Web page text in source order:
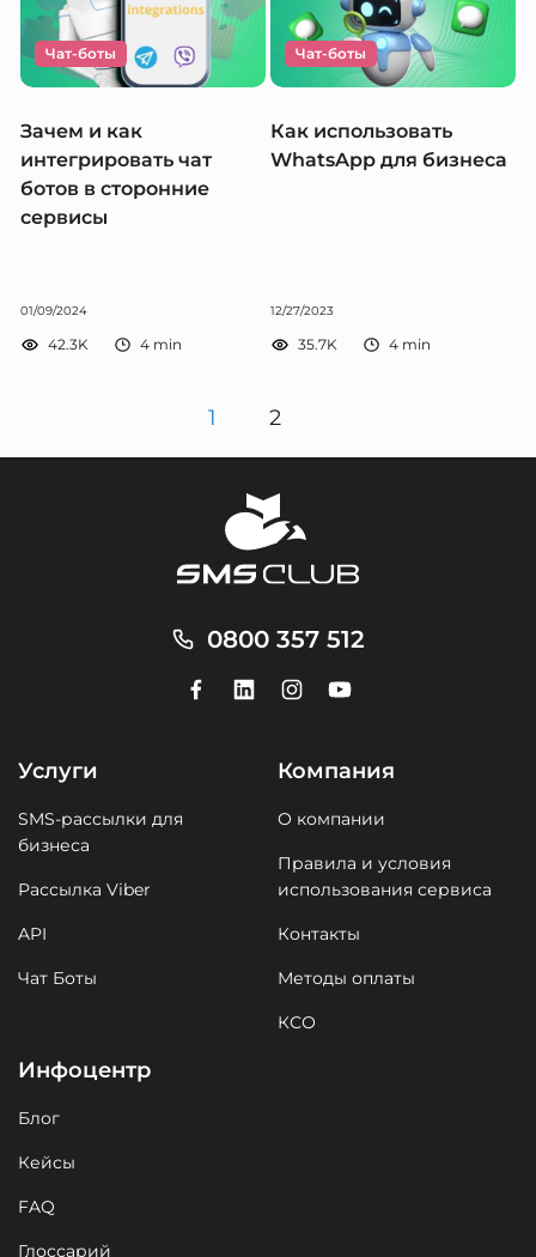
Чат-боты
Зачем и как
интегрировать чат
ботов в сторонние
сервисы
01/09/2024
42.3K 4 min
Чат-боты
Как использовать
WhatsApp для бизнеса
12/27/2023
35.7K 4 min
1 2
0800 357 512
Услуги
SMS-рассылки для
бизнеса
Рассылка Viber
API
Чат Боты
Компания
О компании
Правила и условия
использования сервиса
Контакты
Методы оплаты
КСО
Инфоцентр
Блог
Кейсы
FAQ
Глоссарий